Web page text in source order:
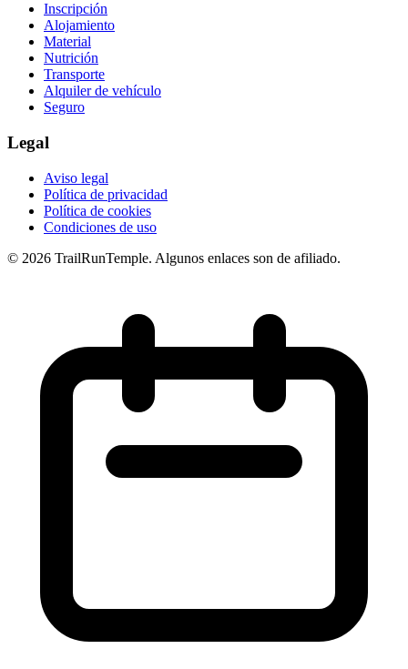
Inscripción
Alojamiento
Material
Nutrición
Transporte
Alquiler de vehículo
Seguro
Legal
Aviso legal
Política de privacidad
Política de cookies
Condiciones de uso
© 2026 TrailRunTemple. Algunos enlaces son de afiliado.